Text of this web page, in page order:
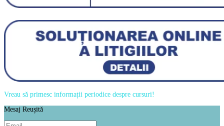
Vreau să primesc informații periodice despre cursuri!
Mesaj Reușită